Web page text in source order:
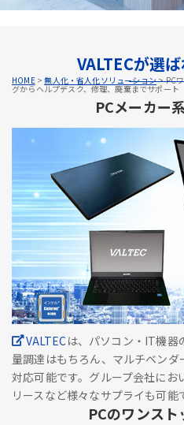
HOME>無人化・省人化ソリューション>PC
グからヘルプデスク、修理、廃棄までサポート
VALTECが選
PCメーカー
VALTECは、パソコン・IT機器
量調達はもちろん、マルチベン
対応可能です。グループ会社にお
リースなど様々なサプライも可能
PCのワンス